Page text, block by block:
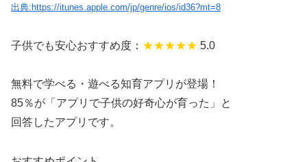
出典:https://itunes.apple.com/jp/genre/ios/id36?mt=8
子供でも安心おすすめ度： ★★★★★ 5.0
無料で学べる・遊べる知育アプリが登場！
85％が「アプリで子供の好奇心が育った」と
回答したアプリです。